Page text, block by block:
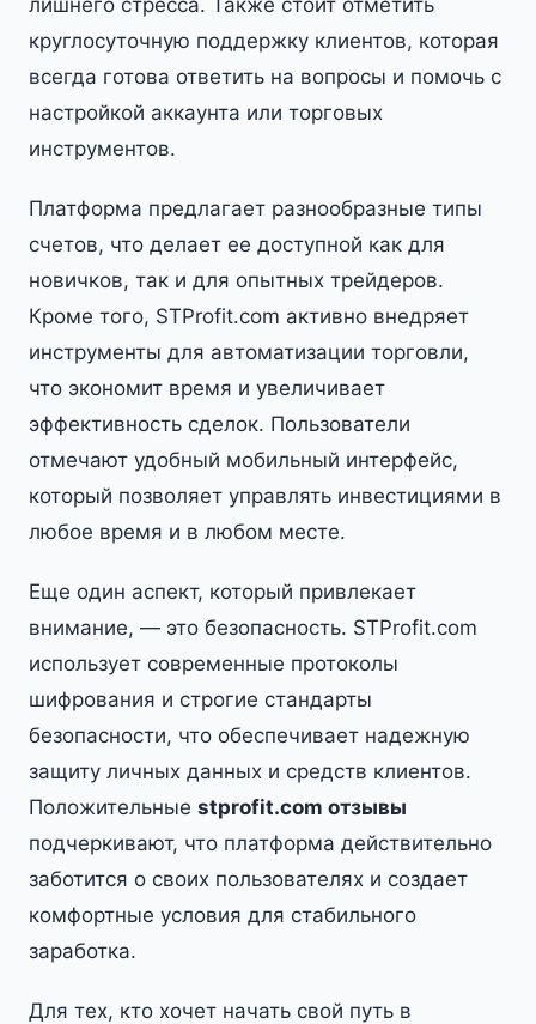
лишнего стресса. Также стоит отметить
круглосуточную поддержку клиентов, которая
всегда готова ответить на вопросы и помочь с
настройкой аккаунта или торговых
инструментов.
Платформа предлагает разнообразные типы
счетов, что делает ее доступной как для
новичков, так и для опытных трейдеров.
Кроме того, STProfit.com активно внедряет
инструменты для автоматизации торговли,
что экономит время и увеличивает
эффективность сделок. Пользователи
отмечают удобный мобильный интерфейс,
который позволяет управлять инвестициями в
любое время и в любом месте.
Еще один аспект, который привлекает
внимание, — это безопасность. STProfit.com
использует современные протоколы
шифрования и строгие стандарты
безопасности, что обеспечивает надежную
защиту личных данных и средств клиентов.
Положительные stprofit.com отзывы
подчеркивают, что платформа действительно
заботится о своих пользователях и создает
комфортные условия для стабильного
заработка.
Для тех, кто хочет начать свой путь в